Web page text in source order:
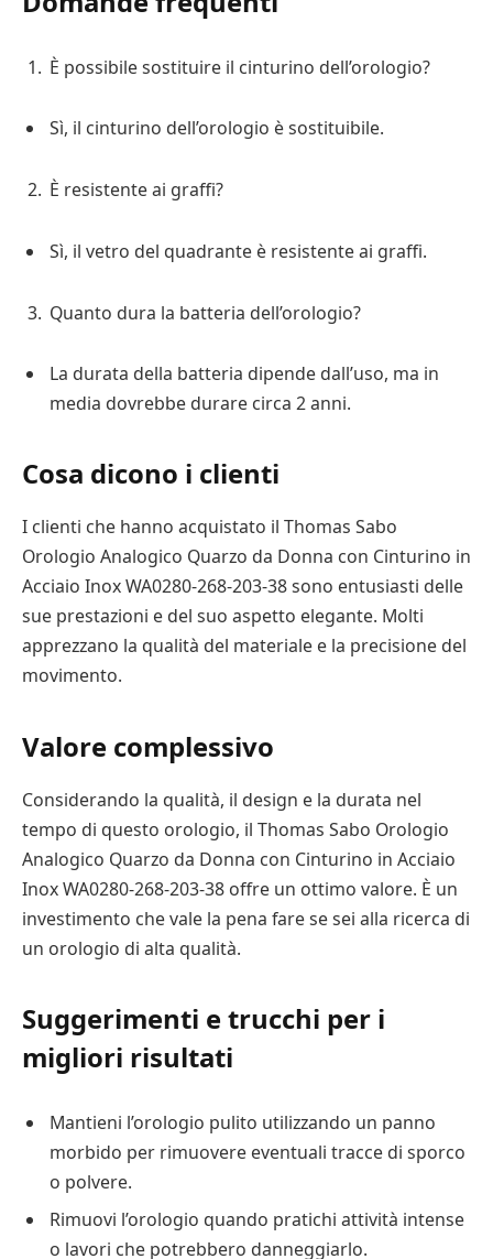
È possibile sostituire il cinturino dell’orologio?
Sì, il cinturino dell’orologio è sostituibile.
È resistente ai graffi?
Sì, il vetro del quadrante è resistente ai graffi.
Quanto dura la batteria dell’orologio?
La durata della batteria dipende dall’uso, ma in
media dovrebbe durare circa 2 anni.
Cosa dicono i clienti
I clienti che hanno acquistato il Thomas Sabo
Orologio Analogico Quarzo da Donna con Cinturino in
Acciaio Inox WA0280-268-203-38 sono entusiasti delle
sue prestazioni e del suo aspetto elegante. Molti
apprezzano la qualità del materiale e la precisione del
movimento.
Valore complessivo
Considerando la qualità, il design e la durata nel
tempo di questo orologio, il Thomas Sabo Orologio
Analogico Quarzo da Donna con Cinturino in Acciaio
Inox WA0280-268-203-38 offre un ottimo valore. È un
investimento che vale la pena fare se sei alla ricerca di
un orologio di alta qualità.
Suggerimenti e trucchi per i
migliori risultati
Mantieni l’orologio pulito utilizzando un panno
morbido per rimuovere eventuali tracce di sporco
o polvere.
Rimuovi l’orologio quando pratichi attività intense
o lavori che potrebbero danneggiarlo.